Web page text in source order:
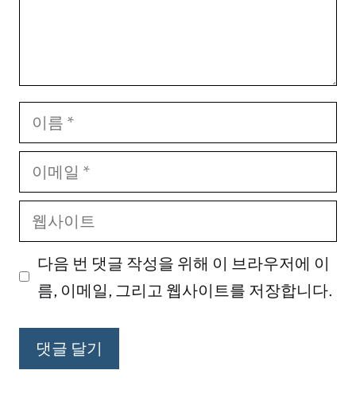
름
메
일
웹
사
이 다음 번 댓글 작성을 위해 이 브라우저에 이
름, 이메일, 그리고 웹사이트를 저장합니다.